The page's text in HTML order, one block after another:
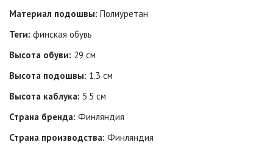
Материал подошвы: Полиуретан
Теги: финская обувь
Высота обуви: 29 см
Высота подошвы: 1.3 см
Высота каблука: 5.5 см
Страна бренда: Финляндия
Страна производства: Финляндия